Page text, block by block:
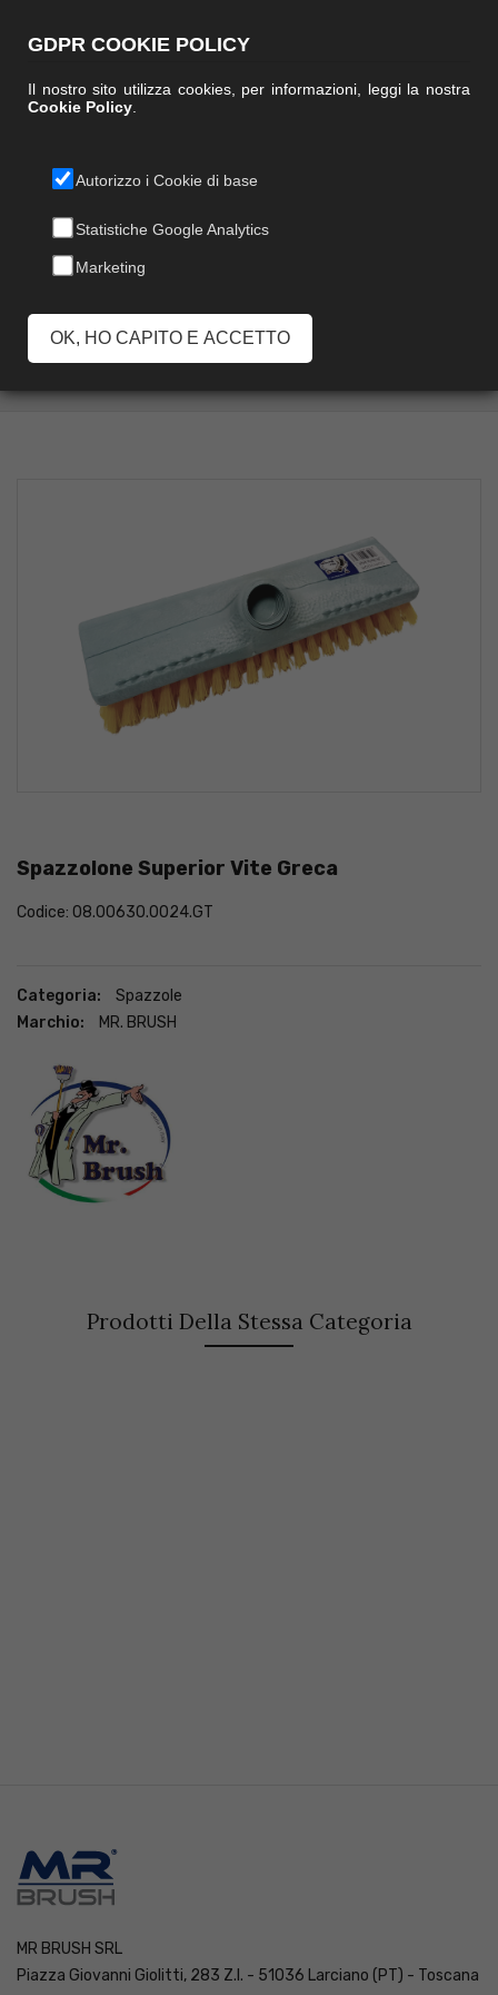
SPAZZOLONE
SUPERIOR VITE
GRECA
Spazzolone Superior Vite Greca
Codice: 08.00630.0024.GT
Categoria:
Spazzole
Marchio:
MR. BRUSH
Prodotti Della Stessa Categoria
MR BRUSH SRL
Piazza Giovanni Giolitti, 283 Z.I. - 51036 Larciano (PT) - Toscana
GDPR COOKIE POLICY
Il nostro sito utilizza cookies, per informazioni, leggi la nostra
Cookie Policy
Autorizzo i Cookie di base
Statistiche Google Analytics
Marketing
OK, HO CAPITO E ACCETTO